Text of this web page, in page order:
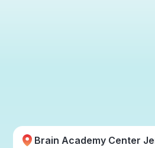
Brain Academy Center